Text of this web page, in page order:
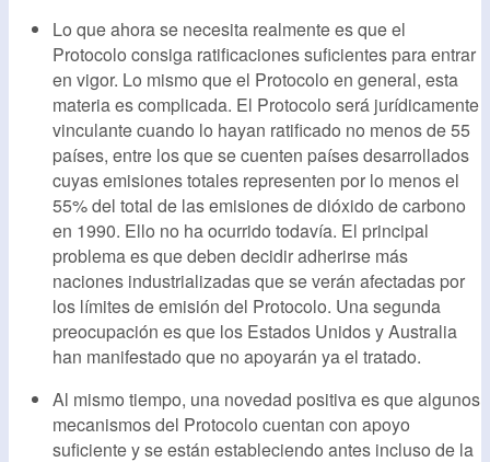
Lo que ahora se necesita realmente es que el
Protocolo consiga ratificaciones suficientes para entrar
en vigor. Lo mismo que el Protocolo en general, esta
materia es complicada. El Protocolo será jurídicamente
vinculante cuando lo hayan ratificado no menos de 55
países, entre los que se cuenten países desarrollados
cuyas emisiones totales representen por lo menos el
55% del total de las emisiones de dióxido de carbono
en 1990. Ello no ha ocurrido todavía. El principal
problema es que deben decidir adherirse más
naciones industrializadas que se verán afectadas por
los límites de emisión del Protocolo. Una segunda
preocupación es que los Estados Unidos y Australia
han manifestado que no apoyarán ya el tratado.
Al mismo tiempo, una novedad positiva es que algunos
mecanismos del Protocolo cuentan con apoyo
suficiente y se están estableciendo antes incluso de la